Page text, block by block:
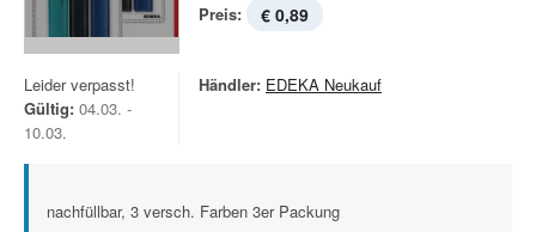
Preis: € 0,89
Leider verpasst!
Gültig: 04.03. -
10.03.
Händler: EDEKA Neukauf
nachfüllbar, 3 versch. Farben 3er Packung